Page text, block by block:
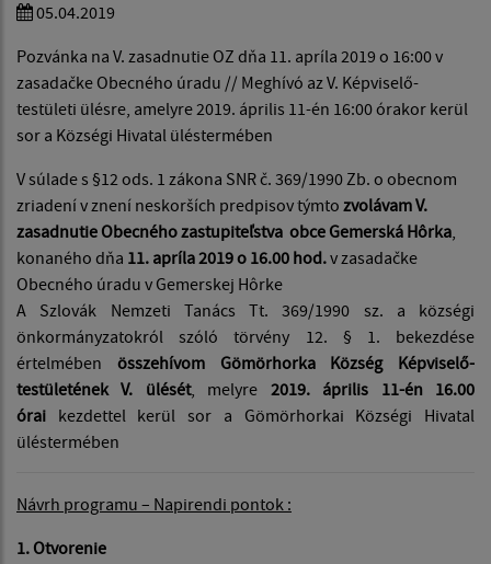
05.04.2019
Pozvánka na V. zasadnutie OZ dňa 11. apríla 2019 o 16:00 v
zasadačke Obecného úradu // Meghívó az V. Képviselő-
testületi ülésre, amelyre 2019. április 11-én 16:00 órakor kerül
sor a Községi Hivatal üléstermében
V súlade s §12 ods. 1 zákona SNR č. 369/1990 Zb. o obecnom
zriadení v znení neskorších predpisov týmto zvolávam V.
zasadnutie Obecného zastupiteľstva obce Gemerská Hôrka,
konaného dňa 11. apríla 2019 o 16.00 hod.v zasadačke
Obecného úradu v Gemerskej Hôrke
A Szlovák Nemzeti Tanács Tt. 369/1990 sz. a községi
önkormányzatokról szóló törvény 12. § 1. bekezdése
értelmében összehívom Gömörhorka Község Képviselő-
testületének V. ülését, melyre 2019. április 11-én 16.00
órai kezdettel kerül sor a Gömörhorkai Községi Hivatal
üléstermében
Návrh programu – Napirendi pontok :
1. Otvorenie